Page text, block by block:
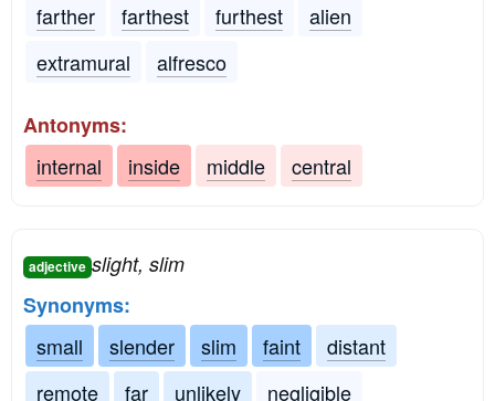
farther
farthest furthest
alien
extramural
alfresco
Antonyms:
internal
inside middle central
adjective slight, slim
Synonyms:
small
slender slim faint
distant
remote
far unlikely
negligible